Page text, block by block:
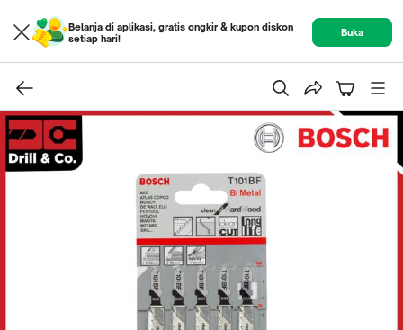
Belanja di aplikasi, gratis ongkir & kupon diskon
setiap hari!
Buka